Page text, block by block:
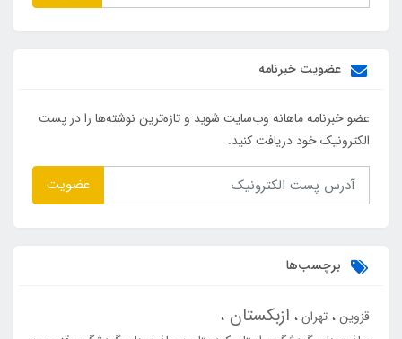
عضویت خبرنامه
عضو خبرنامه ماهانه وب‌سایت شوید و تازه‌ترین نوشته‌ها را در پست
الکترونیک خود دریافت کنید.
عضویت
برچسب‌ها
قزوین تهران ازبکستان